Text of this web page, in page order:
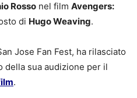
Rosso nel film Avengers:
di Hugo Weaving.
Jose Fan Fest, ha rilasciato
della sua audizione per il
.